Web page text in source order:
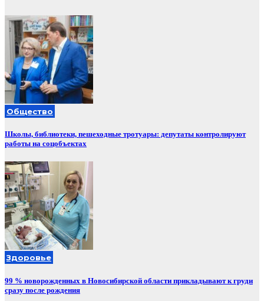
Общество
Школы, библиотеки, пешеходные тротуары: депутаты контролируют
работы на соцобъектах
Здоровье
99 % новорожденных в Новосибирской области прикладывают к груди
сразу после рождения